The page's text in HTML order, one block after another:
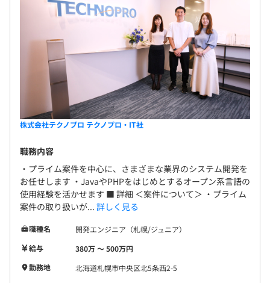
株式会社テクノプロ テクノプロ・IT社
職務内容
・プライム案件を中心に、さまざまな業界のシステム開発を
お任せします ・JavaやPHPをはじめとするオープン系言語の
使用経験を活かせます ■ 詳細 ＜案件について＞ ・プライム
案件の取り扱いが... 詳しく見る
職種名
開発エンジニア（札幌/ジュニア）
給与
380万 〜 500万円
勤務地
北海道札幌市中央区北5条西2-5